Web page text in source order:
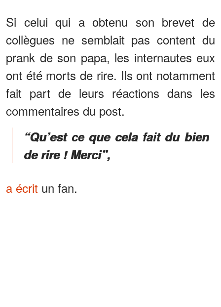
Si celui qui a obtenu son brevet de
collègues ne semblait pas content du
prank de son papa, les internautes eux
ont été morts de rire. Ils ont notamment
fait part de leurs réactions dans les
commentaires du post.
“Qu’est ce que cela fait du bien
de rire ! Merci”,
a écrit un fan.